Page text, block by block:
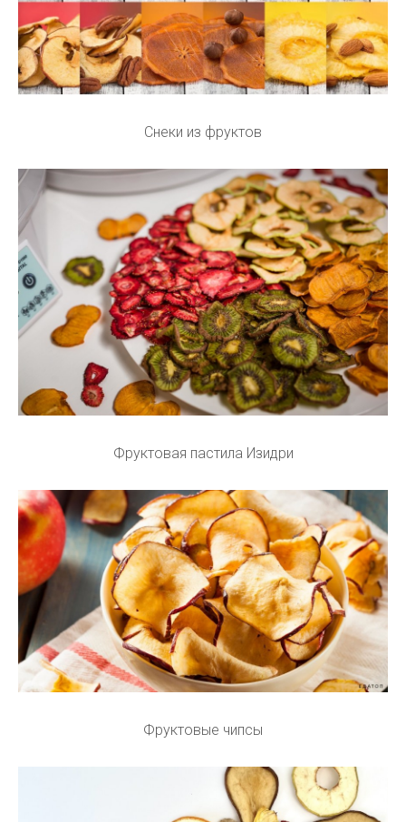
Снеки из фруктов
Фруктовая пастила Изидри
Фруктовые чипсы